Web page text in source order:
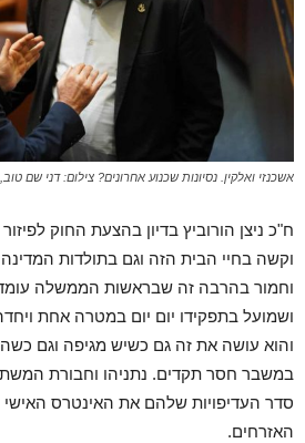
אשכנזי ואלקין. נסיונות שכנוע אחרונים? צילום: דני שם
ח"כ ניצן הורוביץ בדיון בהצעת החוק
וקשה בחיי הבית הזה וגם בתולדות
וחמור בהרבה זה שבראשות הממשלה
ושמועל בתפקידו יום יום במטרה אחת
והוא עושה את זה גם כשיש מגיפה וגם
במשבר חסר תקדים. נתניהו וחבורת
סדר העדיפויות שלהם את האינטרס האישי
האזרחים.